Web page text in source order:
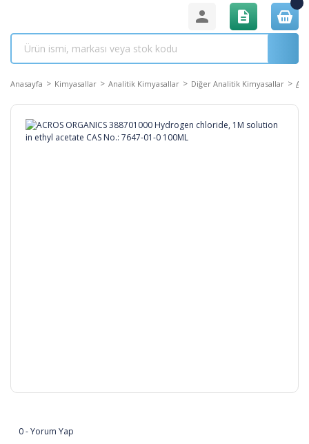
Anasayfa Kimyasallar Analitik Kimyasallar Diğer Analitik Kimyasallar
0 - Yorum Yap